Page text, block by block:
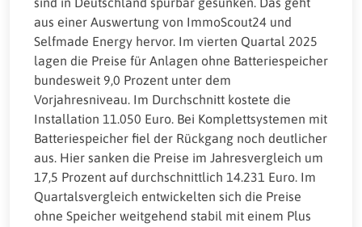
aus einer Auswertung von ImmoScout24 und
Selfmade Energy hervor. Im vierten Quartal 2025
lagen die Preise für Anlagen ohne Batteriespeicher
bundesweit 9,0 Prozent unter dem
Vorjahresniveau. Im Durchschnitt kostete die
Installation 11.050 Euro. Bei Komplettsystemen mit
Batteriespeicher fiel der Rückgang noch deutlicher
aus. Hier sanken die Preise im Jahresvergleich um
17,5 Prozent auf durchschnittlich 14.231 Euro. Im
Quartalsvergleich entwickelten sich die Preise
ohne Speicher weitgehend stabil mit einem Plus